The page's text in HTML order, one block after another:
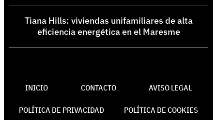
Tiana Hills: viviendas unifamiliares de alta
eficiencia energética en el Maresme
INICIO CONTACTO AVISO LEGAL
POLÍTICA DE PRIVACIDAD POLÍTICA DE COOKIES